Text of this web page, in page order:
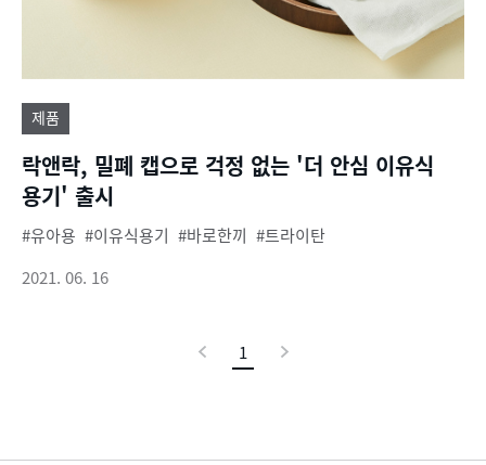
제품
락앤락, 밀폐 캡으로 걱정 없는 '더 안심 이유식
용기' 출시
유아용 이유식용기 바로한끼
트라이탄
2021. 06. 16
1